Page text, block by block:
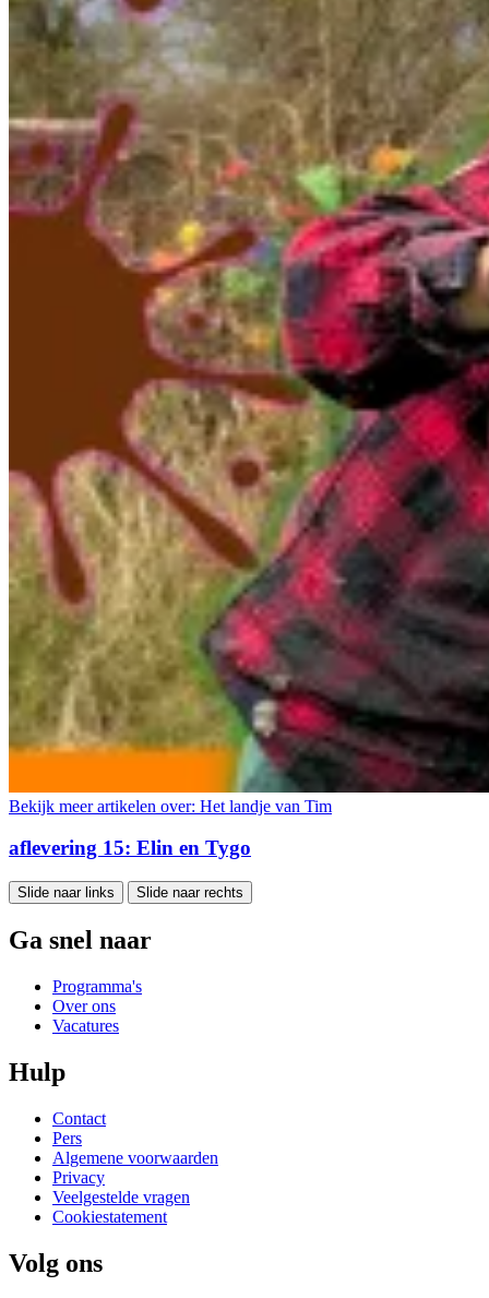
Bekijk meer artikelen over: Het landje van Tim
aflevering 15: Elin en Tygo
Slide naar links Slide naar rechts
Ga snel naar
Programma's
Over ons
Vacatures
Hulp
Contact
Pers
Algemene voorwaarden
Privacy
Veelgestelde vragen
Cookiestatement
Volg ons